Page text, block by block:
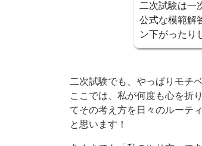
二次試験は一
公式な模範解
ン下がったり
二次試験でも、やっぱりモチ
ここでは、私が何度も心を折
てその考え方を日々のルーテ
と思います！